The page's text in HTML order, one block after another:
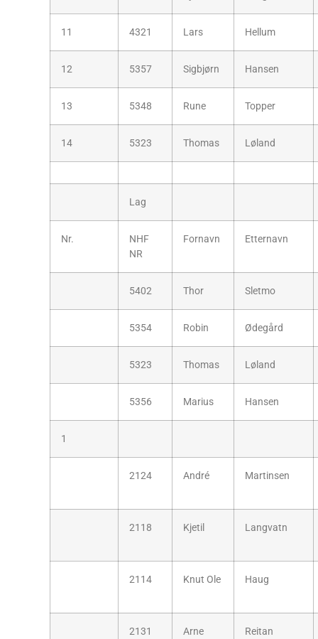
11 4321 Lars Hellum
12 5357 Sigbjørn Hansen
13 5348 Rune Topper
14 5323 Thomas Løland
Lag
Nr.
NHF
NR
Fornavn Etternavn
5402 Thor Sletmo
5354 Robin Ødegård
5323 Thomas Løland
5356 Marius Hansen
1
2124 André Martinsen
2118 Kjetil Langvatn
2114 Knut Ole Haug
2131 Arne Reitan